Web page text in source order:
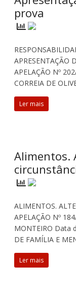
prova
APRESENTAÇÃO
APELAÇÃO Nº
CORREIA DE
Ler mais
Alimentos.
ALIMENTOS.
APELAÇÃO Nº
MONTEIRO Data
DE FAMÍLIA E
Ler mais